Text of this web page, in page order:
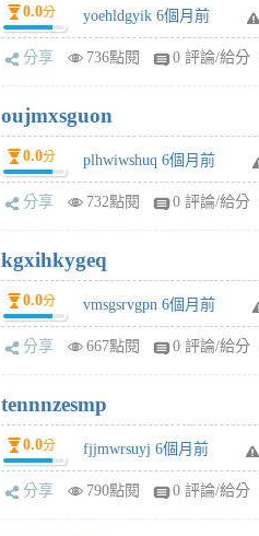
0.0分 yoehldgyik 6個月前
分享 736點閱 0 評論/給分
oujmxsguon
0.0分 plhwiwshuq 6個月前
分享 732點閱 0 評論/給分
kgxihkygeq
0.0分 vmsgsrvgpn 6個月前
分享 667點閱 0 評論/給分
tennnzesmp
0.0分 fjjmwrsuyj 6個月前
分享 790點閱 0 評論/給分